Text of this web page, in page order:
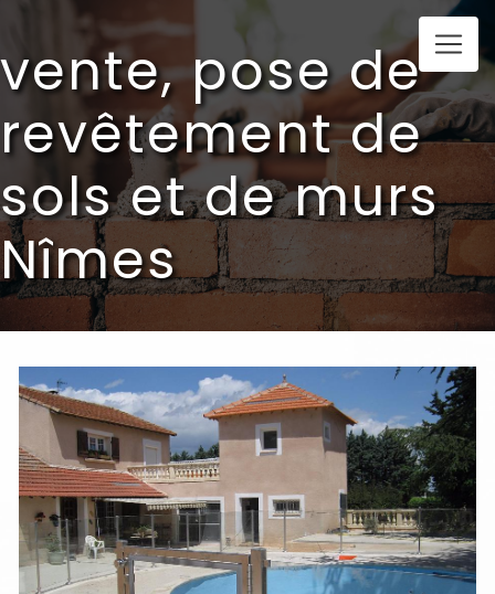
Panneau de gestion des cookies
vente, pose de
revêtement de
sols et de murs
Nîmes